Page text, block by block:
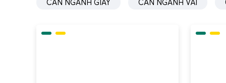
CÂN NGÀNH GIẤY CÂN NGÀNH VẢI